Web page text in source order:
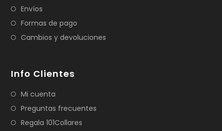
Envíos
Formas de pago
Cambios y devoluciones
Info Clientes
Mi cuenta
Preguntas frecuentes
Regala 101Collares